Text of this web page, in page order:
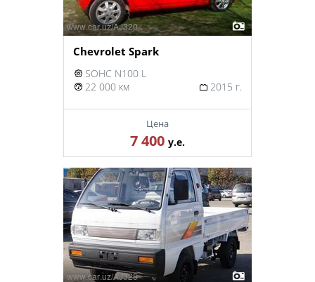
Chevrolet Spark
SOHC N100 L
22 000 км
2015 г.
Цена
7 400 у.е.